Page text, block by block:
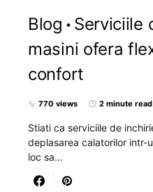
Blog
Serviciile
masini ofera
confort
770 views 2 minute read
Stiati ca serviciile de
deplasarea calatorilor intr-
loc sa…